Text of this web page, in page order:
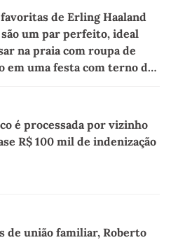
de Erling Haaland
um par perfeito, ideal
na praia com roupa de
em uma festa com terno de
é processada por vizinho
R$ 100 mil de indenização
de união familiar, Roberto